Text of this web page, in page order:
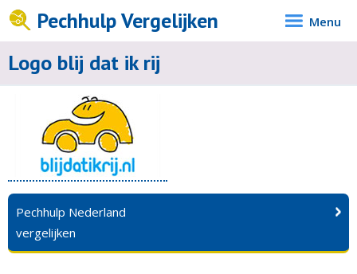
Pechhulp Vergelijken Menu
Logo blij dat ik rij
Pechhulp Nederland
vergelijken